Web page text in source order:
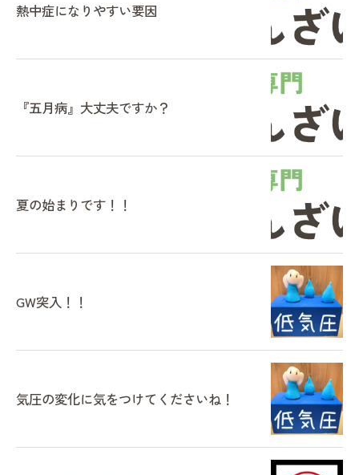
熱中症になりやすい要因
『五月病』大丈夫ですか？
夏の始まりです！！
GW突入！！
気圧の変化に気をつけてくださいね！